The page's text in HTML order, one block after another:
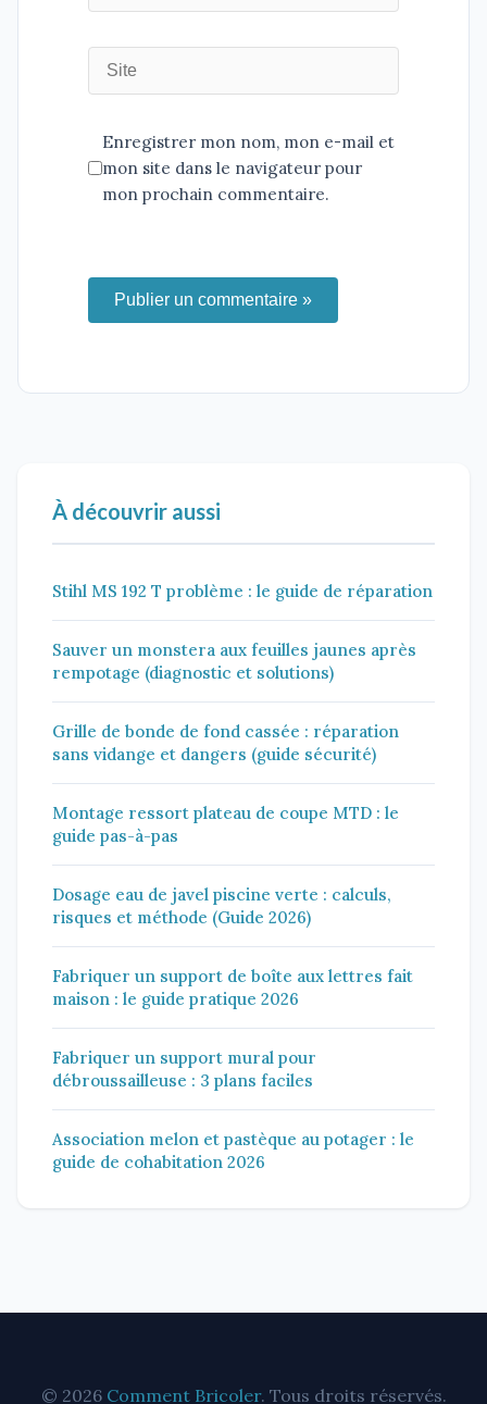
Enregistrer mon nom, mon e-mail et
mon site dans le navigateur pour
mon prochain commentaire.
Publier un commentaire »
À découvrir aussi
Stihl MS 192 T problème : le guide de réparation
Sauver un monstera aux feuilles jaunes après
rempotage (diagnostic et solutions)
Grille de bonde de fond cassée : réparation
sans vidange et dangers (guide sécurité)
Montage ressort plateau de coupe MTD : le
guide pas-à-pas
Dosage eau de javel piscine verte : calculs,
risques et méthode (Guide 2026)
Fabriquer un support de boîte aux lettres fait
maison : le guide pratique 2026
Fabriquer un support mural pour
débroussailleuse : 3 plans faciles
Association melon et pastèque au potager : le
guide de cohabitation 2026
© 2026 Comment Bricoler. Tous droits réservés.